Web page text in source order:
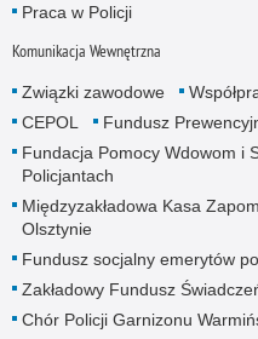
Praca w Policji
Komunikacja Wewnętrzna
Związki zawodowe
CEPOL
Fundusz
Fundacja Pomocy Wdowom i
Policjantach
Międzyzakładowa Kasa
Olsztynie
Fundusz socjalny emerytów
Zakładowy Fundusz
Chór Policji Garnizonu